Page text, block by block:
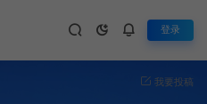
登录
我要投稿